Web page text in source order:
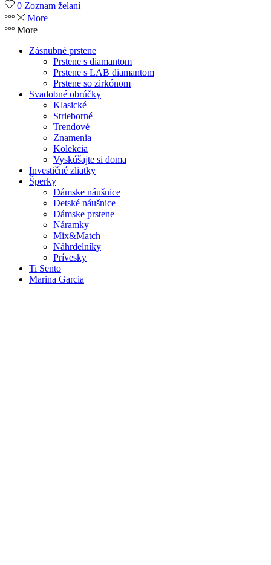
0 Zoznam želaní
More
More
Zásnubné prstene
Prstene s diamantom
Prstene s LAB diamantom
Prstene so zirkónom
Svadobné obrúčky
Klasické
Strieborné
Trendové
Znamenia
Kolekcia
Vyskúšajte si doma
Investičné zliatky
Šperky
Dámske náušnice
Detské náušnice
Dámske prstene
Náramky
Mix&Match
Náhrdelníky
Prívesky
Ti Sento
Marina Garcia